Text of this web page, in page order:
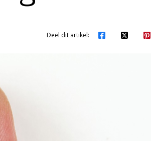
Deel dit artikel: